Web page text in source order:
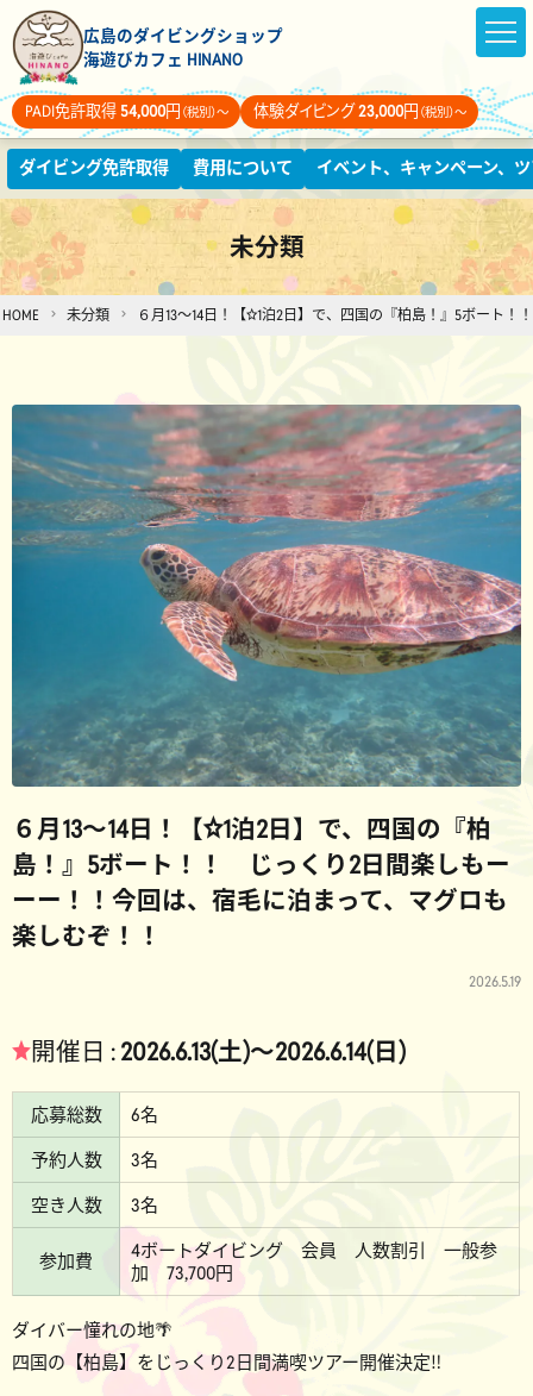
広島のダイビングショップ
海遊びカフェ HINANO
PADI免許取得54,000円 （税別）～ 体験ダイビング23,000円 （税別）～
ダイビング免許取得 費用について イベント、キャンペーン、
未分類
HOME 未分類 ６月13～14日！【☆1泊2日】で、四国の『柏島！』5ボート
６月13～14日！【☆1泊2日】で、四国の『柏
島！』5ボート！！ じっくり2日間楽しもー
ーー！！今回は、宿毛に泊まって、マグロも
楽しむぞ！！
2026.5.19
★開催日 :2026.6.13(土)～2026.6.14(日)
応募総数
6名
予約人数
3名
空き人数
3名
参加費
4ボートダイビング 会員 人数割引 一般参
加 73,700円
ダイバー憧れの地🌴
四国の【柏島】をじっくり2日間満喫ツアー開催決定‼️